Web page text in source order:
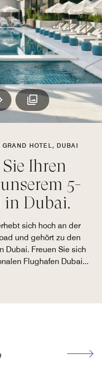
Weiter
HOTEL, DUBAI
Ihren
5-
in Dubai.
sich hoch an der
und gehört zu den
Dubai. Freuen Sie sich
Flughafen Dubai...